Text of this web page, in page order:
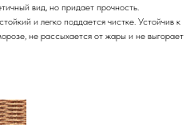
вид, но придает прочность.
и легко поддается чистке. Устойчив к
не рассыхается от жары и не выгорает